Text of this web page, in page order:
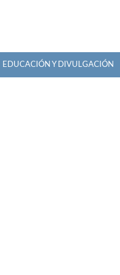
EDUCACIÓN Y DIVULGACIÓN